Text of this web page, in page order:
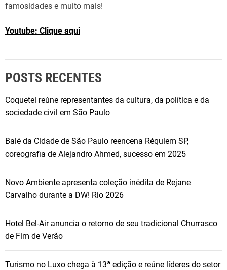
famosidades e muito mais!
Youtube: Clique aqui
POSTS RECENTES
Coquetel reúne representantes da cultura, da política e da
sociedade civil em São Paulo
Balé da Cidade de São Paulo reencena Réquiem SP,
coreografia de Alejandro Ahmed, sucesso em 2025
Novo Ambiente apresenta coleção inédita de Rejane
Carvalho durante a DW! Rio 2026
Hotel Bel-Air anuncia o retorno de seu tradicional Churrasco
de Fim de Verão
Turismo no Luxo chega à 13ª edição e reúne líderes do setor